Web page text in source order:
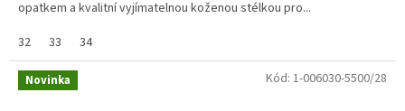
opatkem a kvalitní vyjímatelnou koženou stélkou pro...
32
33 34
Novinka Kód: 1-006030-5500/28